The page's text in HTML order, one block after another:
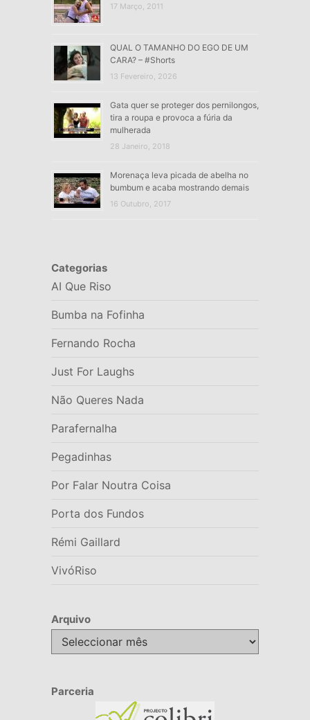
17 Março, 2011
QUAL O TAMANHO DO EGO DE UM
CARA? – #Shorts
13 Fevereiro, 2026
Gata quer se proteger dos pernilongos,
tira a roupa e provoca a fúria da
mulherada
28 Janeiro, 2018
Morenaça leva picada de abelha no
bumbum e acaba mostrando demais
16 Outubro, 2017
Categorias
AI Que Riso
Bumba na Fofinha
Fernando Rocha
Just For Laughs
Não Queres Nada
Parafernalha
Pegadinhas
Por Falar Noutra Coisa
Porta dos Fundos
Rémi Gaillard
VivóRiso
Arquivo
Arquivo
Parceria